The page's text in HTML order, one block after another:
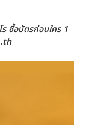
ซื้อบัตรก่อนใคร 1